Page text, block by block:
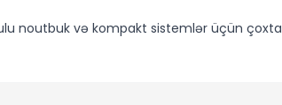
noutbuk və kompakt sistemlər üçün